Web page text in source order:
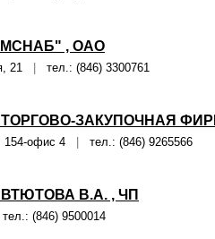
, ОАО
21 тел.: (846) 3300761
ЗАКУПОЧНАЯ
154-офис 4 тел.: (846) 9265566
В.А. , ЧП
(846) 9500014